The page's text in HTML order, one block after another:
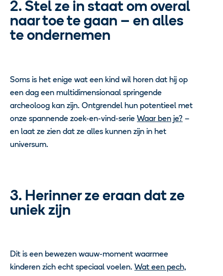
2. Stel ze in staat om overal
naar toe te gaan – en alles
te ondernemen
Soms is het enige wat een kind wil horen dat hij op
een dag een multidimensionaal springende
archeoloog kan zijn. Ontgrendel hun potentieel met
onze spannende zoek-en-vind-serie Waar ben je? –
en laat ze zien dat ze alles kunnen zijn in het
universum.
3. Herinner ze eraan dat ze
uniek zijn
Dit is een bewezen wauw-moment waarmee
kinderen zich echt speciaal voelen. Wat een pech,